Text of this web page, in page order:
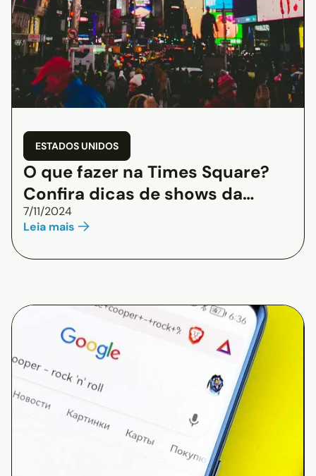
ESTADOS UNIDOS
O que fazer na Times Square?
Confira dicas de shows da
Broadway, compras e atrações
7/11/2024
Leia mais